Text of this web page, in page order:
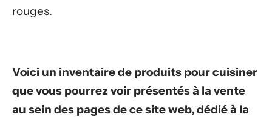
rouges.
Voici un inventaire de produits pour cuisiner
que vous pourrez voir présentés à la vente
au sein des pages de ce site web, dédié à la